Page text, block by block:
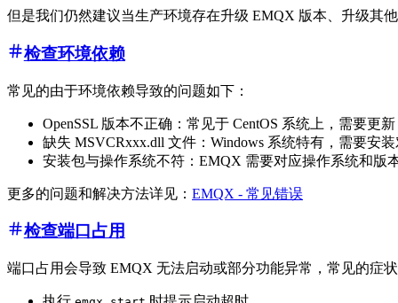
但是我们仍然建议当生产环境存在升级 EMQX 版本、升级其
检查环境依赖
常见的由于环境依赖导致的问题如下：
OpenSSL 版本不正确：常见于 CentOS 系统上，需要更新
缺失 MSVCRxxx.dll 文件：Windows 系统特有，需要安
安装包与操作系统不符：EMQX 需要对应操作系统和版
更多的问题和解决方法详见： EMQX - 常见错误
检查端口占用
端口占用会导致 EMQX 无法启动或部分功能异常，常见的症